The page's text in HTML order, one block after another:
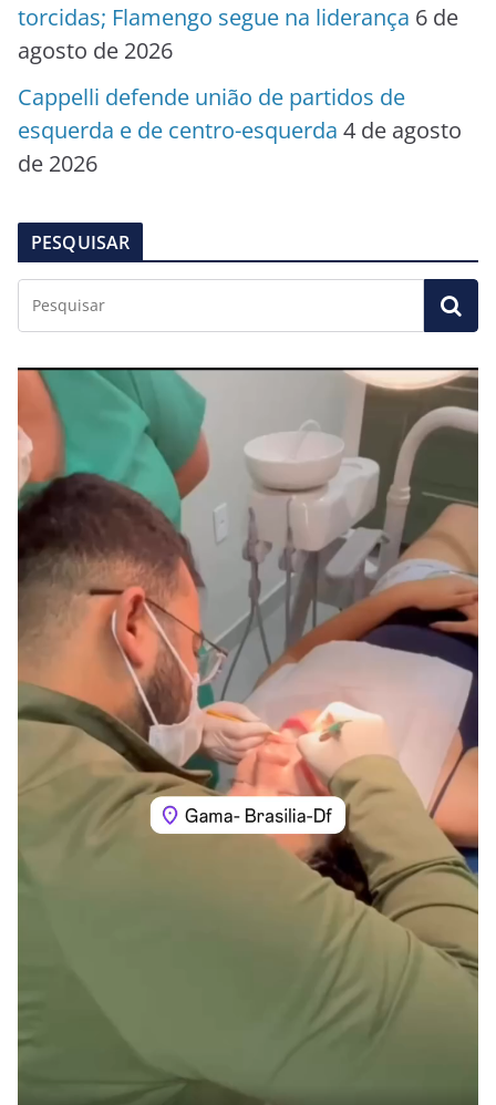
torcidas; Flamengo segue na liderança 6 de
agosto de 2026
Cappelli defende união de partidos de
esquerda e de centro-esquerda 4 de agosto
de 2026
PESQUISAR